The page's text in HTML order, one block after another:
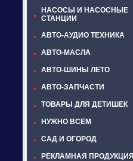
НАСОСЫ И НАСОСНЫЕ
СТАНЦИИ
АВТО-АУДИО ТЕХНИКА
АВТО-МАСЛА
АВТО-ШИНЫ ЛЕТО
АВТО-ЗАПЧАСТИ
ТОВАРЫ ДЛЯ ДЕТИШЕК
НУЖНО ВСЕМ
САД И ОГОРОД
РЕКЛАМНАЯ ПРОДУКЦИЯ